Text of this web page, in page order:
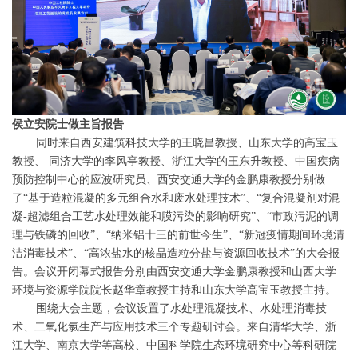
侯立安院士做主旨报告
同时来自西安建筑科技大学的王晓昌教授、山东大学的高宝玉
教授、 同济大学的李风亭教授、浙江大学的王东升教授、中国疾病
预防控制中心的应波研究员、西安交通大学的金鹏康教授分别做
了“基于造粒混凝的多元组合水和废水处理技术”、“复合混凝剂对混
凝-超滤组合工艺水处理效能和膜污染的影响研究”、“市政污泥的调
理与铁磷的回收”、“纳米铝十三的前世今生”、“新冠疫情期间环境清
洁消毒技术”、“高浓盐水的核晶造粒分盐与资源回收技术”的大会报
告。会议开闭幕式报告分别由西安交通大学金鹏康教授和山西大学
环境与资源学院院长赵华章教授主持和山东大学高宝玉教授主持。
围绕大会主题，会议设置了水处理混凝技术、水处理消毒技
术、二氧化氯生产与应用技术三个专题研讨会。来自清华大学、浙
江大学、南京大学等高校、中国科学院生态环境研究中心等科研院